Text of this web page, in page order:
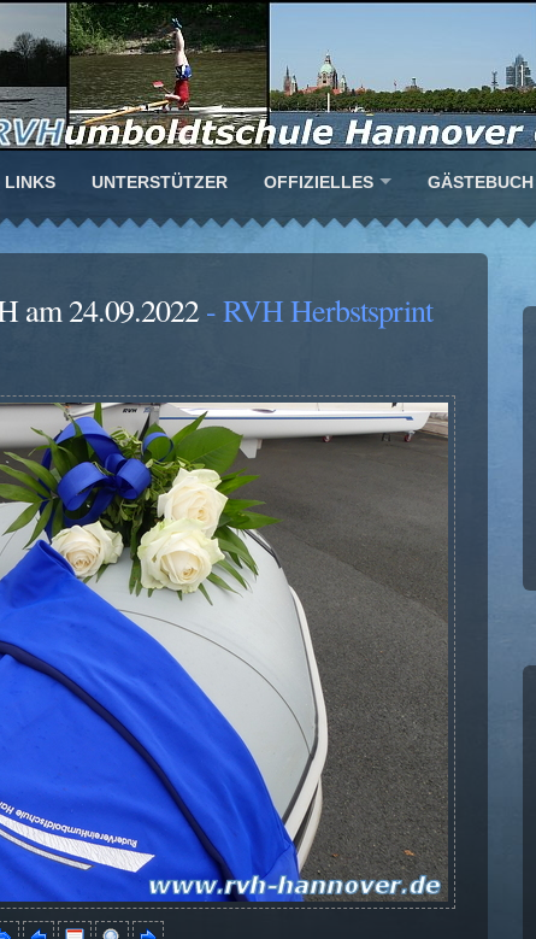
LINKS UNTERSTÜTZER OFFIZIELLES GÄSTEBUCH
am 24.09.2022- RVH Herbstsprint